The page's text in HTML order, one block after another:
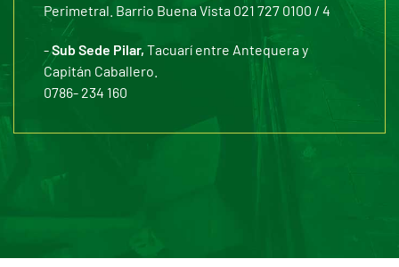
Perimetral. Barrio Buena Vista 021 727 0100 / 4
-Sub Sede Pilar, Tacuarí entre Antequera y
Capitán Caballero.
0786- 234 160